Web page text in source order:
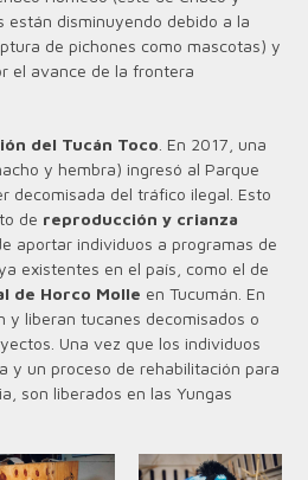
están disminuyendo debido a la
de pichones como mascotas) y
el avance de la frontera
del Tucán Toco . En 2017, una
y hembra) ingresó al Parque
decomisada del tráfico ilegal. Esto
de reproducción y crianza
aportar individuos a programas de
existentes en el país, como el de
de Horco Molle en Tucumán. En
y liberan tucanes decomisados o
Una vez que los individuos
y un proceso de rehabilitación para
son liberados en las Yungas